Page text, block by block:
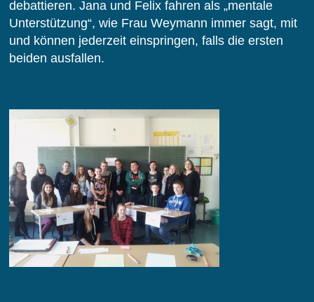
debattieren. Jana und Felix fahren als „mentale
Unterstützung“, wie Frau Weymann immer sagt, mit
und können jederzeit einspringen, falls die ersten
beiden ausfallen.